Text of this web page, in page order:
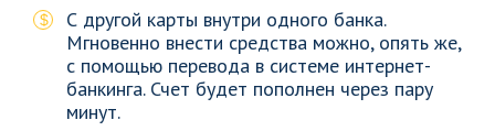
С другой карты внутри одного банка.
Мгновенно внести средства можно, опять же,
с помощью перевода в системе интернет-
банкинга. Счет будет пополнен через пару
минут.